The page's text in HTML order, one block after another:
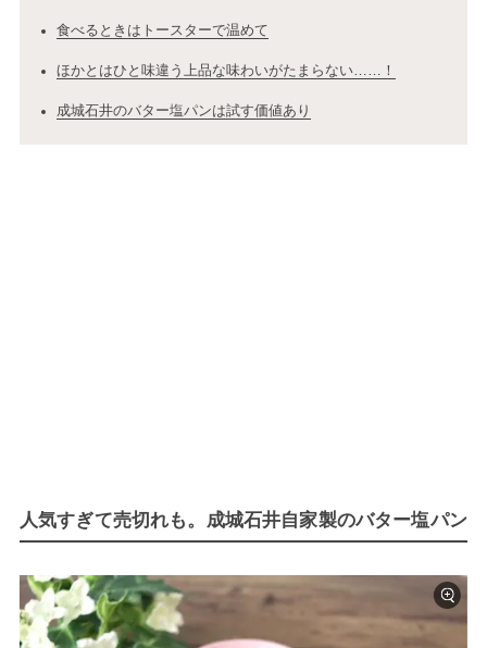
食べるときはトースターで温めて
ほかとはひと味違う上品な味わいがたまらない……！
成城石井のバター塩パンは試す価値あり
人気すぎて売切れも。成城石井自家製のバター塩パン